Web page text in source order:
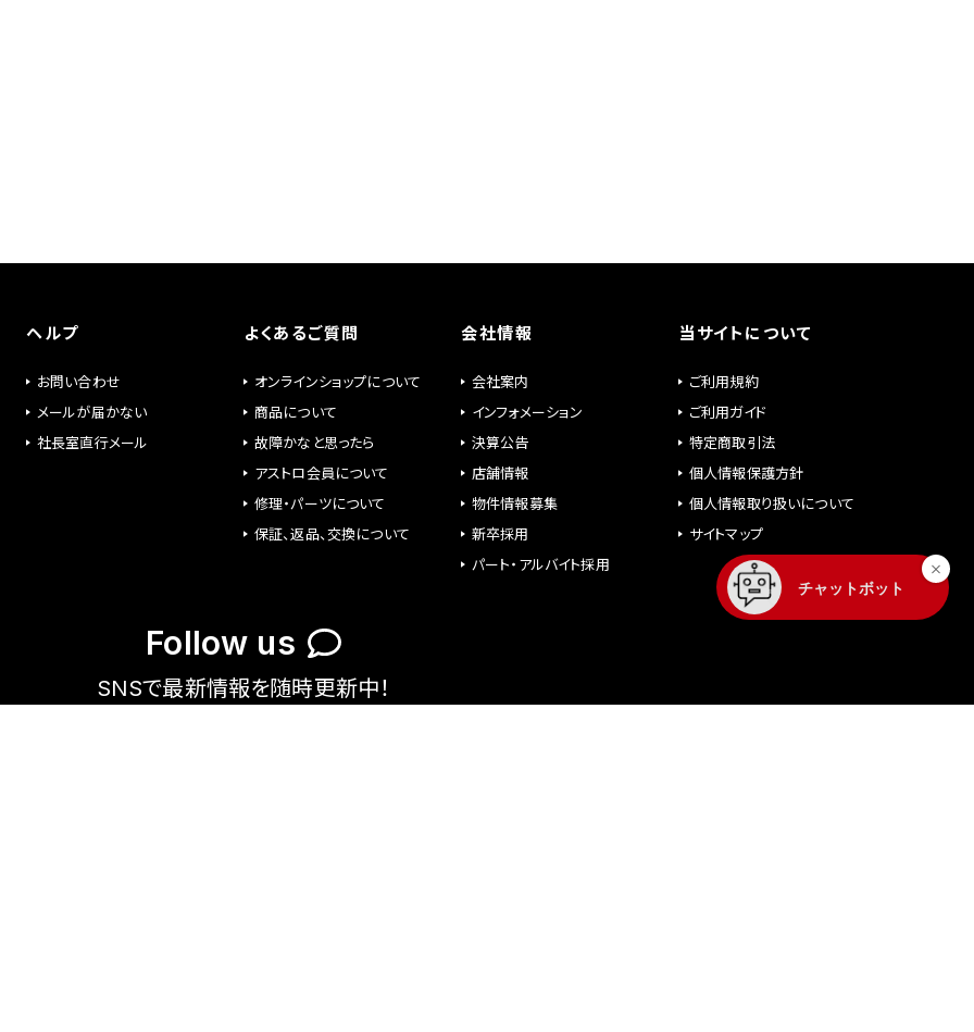
ヘルプ
お問い合わせ
メールが届かない
社長室直行メール
よくあるご質問
オンラインショップについて
商品について
故障かなと思ったら
アストロ会員について
修理・パーツについて
保証、返品、交換について
会社情報
会社案内
インフォメーション
決算公告
店舗情報
物件情報募集
新卒採用
パート・アルバイト採用
当サイトについて
ご利用規約
ご利用ガイド
特定商取引法
個人情報保護方針
個人情報取り扱いについて
サイトマップ
Follow us
SNSで最新情報を随時更新中！